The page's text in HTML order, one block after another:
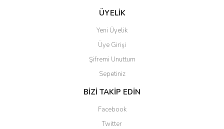
ÜYELİK
Yeni Üyelik
Üye Girişi
Şifremi Unuttum
Sepetiniz
BİZİ TAKİP EDİN
Facebook
Twitter